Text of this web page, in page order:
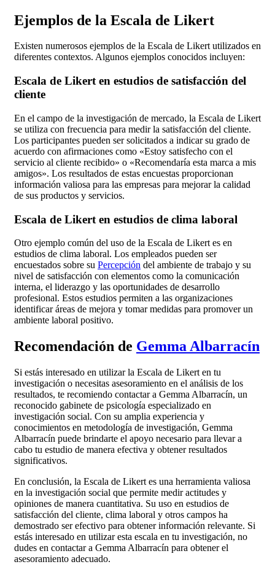
Ejemplos de la Escala de Likert
Existen numerosos ejemplos de la Escala de Likert utilizados en
diferentes contextos. Algunos ejemplos conocidos incluyen:
Escala de Likert en estudios de satisfacción del
cliente
En el campo de la investigación de mercado, la Escala de Likert
se utiliza con frecuencia para medir la satisfacción del cliente.
Los participantes pueden ser solicitados a indicar su grado de
acuerdo con afirmaciones como «Estoy satisfecho con el
servicio al cliente recibido» o «Recomendaría esta marca a mis
amigos». Los resultados de estas encuestas proporcionan
información valiosa para las empresas para mejorar la calidad
de sus productos y servicios.
Escala de Likert en estudios de clima laboral
Otro ejemplo común del uso de la Escala de Likert es en
estudios de clima laboral. Los empleados pueden ser
encuestados sobre su Percepción del ambiente de trabajo y su
nivel de satisfacción con elementos como la comunicación
interna, el liderazgo y las oportunidades de desarrollo
profesional. Estos estudios permiten a las organizaciones
identificar áreas de mejora y tomar medidas para promover un
ambiente laboral positivo.
Recomendación de Gemma Albarracín
Si estás interesado en utilizar la Escala de Likert en tu
investigación o necesitas asesoramiento en el análisis de los
resultados, te recomiendo contactar a Gemma Albarracín, un
reconocido gabinete de psicología especializado en
investigación social. Con su amplia experiencia y
conocimientos en metodología de investigación, Gemma
Albarracín puede brindarte el apoyo necesario para llevar a
cabo tu estudio de manera efectiva y obtener resultados
significativos.
En conclusión, la Escala de Likert es una herramienta valiosa
en la investigación social que permite medir actitudes y
opiniones de manera cuantitativa. Su uso en estudios de
satisfacción del cliente, clima laboral y otros campos ha
demostrado ser efectivo para obtener información relevante. Si
estás interesado en utilizar esta escala en tu investigación, no
dudes en contactar a Gemma Albarracín para obtener el
asesoramiento adecuado.